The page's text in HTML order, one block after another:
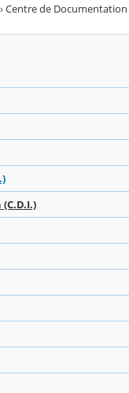
›Centre de Documentation